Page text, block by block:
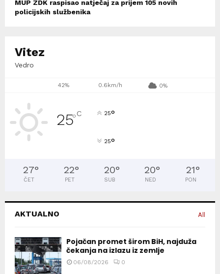
MUP ZDK raspisao natječaj za prijem 105 novih
policijskih službenika
Vitez
Vedro
42% 0.6km/h 0%
25°C 25°
25°
27°
ČET
22°
PET
20°
SUB
20°
NED
21°
PON
AKTUALNO All
Pojačan promet širom BiH, najduža
čekanja na izlazu iz zemlje
06/08/2026 0